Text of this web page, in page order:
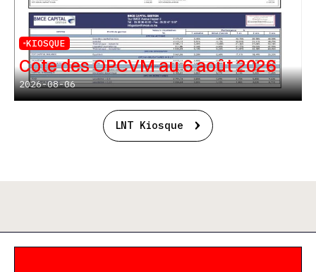
KIOSQUE
Cote des OPCVM au 6 août 2026
2026-08-06
LNT Kiosque